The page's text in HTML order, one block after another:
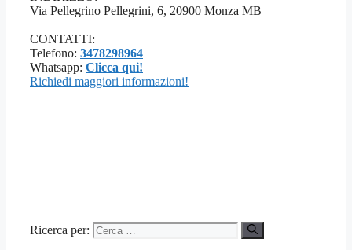
Via Pellegrino Pellegrini, 6, 20900 Monza MB
CONTATTI:
Telefono: 3478298964
Whatsapp: Clicca qui!
Richiedi maggiori informazioni!
Ricerca per: